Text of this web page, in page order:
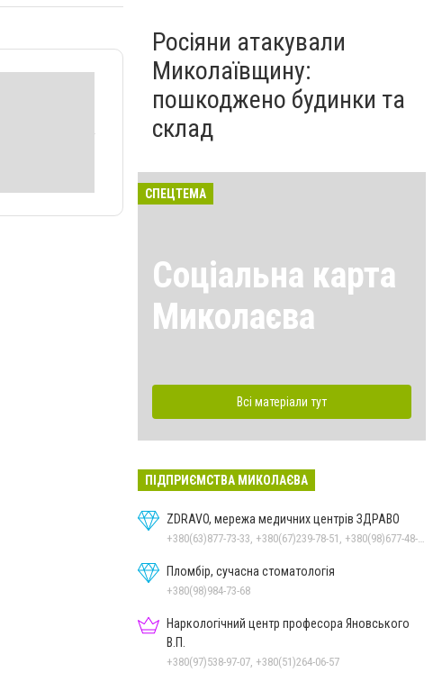
Росіяни атакували
Миколаївщину:
пошкоджено будинки та
склад
СПЕЦТЕМА
Соціальна карта
Миколаєва
Всі матеріали тут
ПІДПРИЄМСТВА МИКОЛАЄВА
ZDRAVO, мережа медичних центрів ЗДРАВО
Пломбір, сучасна стоматологія
+380(98)984-73-68
Наркологічний центр професора Яновського
В.П.
+380(97)538-97-07, +380(51)264-06-57